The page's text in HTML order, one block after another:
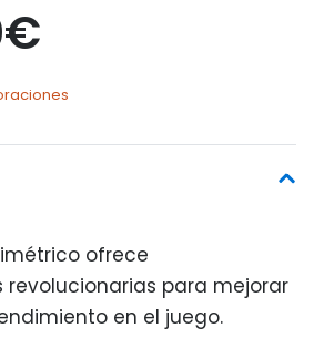
€
ofrece
para mejorar
en el juego.